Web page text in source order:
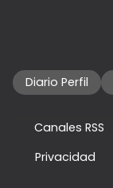
Diario Perfil
Canales RSS
Privacidad